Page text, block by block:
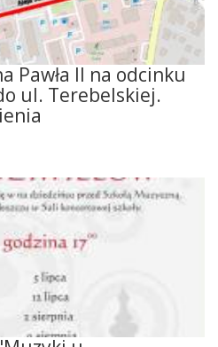
Pawła II na odcinku
ul. Terebelskiej.